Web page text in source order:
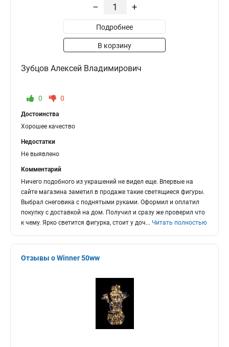
– +
Подробнее
В корзину
Зубцов Алексей Владимирович
0 0
Достоинства
Хорошее качество
Недостатки
Не выявлено
Комментарий
Ничего подобного из украшений не видел еще. Впервые на
сайте магазина заметил в продаже такие светящиеся фигуры.
Выбрал снеговика с поднятыми руками. Оформил и оплатил
покупку с доставкой на дом. Получил и сразу же проверил что
к чему. Ярко светится фигурка, стоит у доч... Читать полностью
Отзывы о Winner 50ww